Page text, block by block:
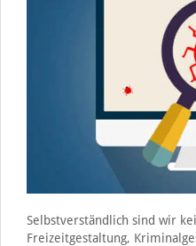
Selbstverständlich sind wir
Freizeitgestaltung,